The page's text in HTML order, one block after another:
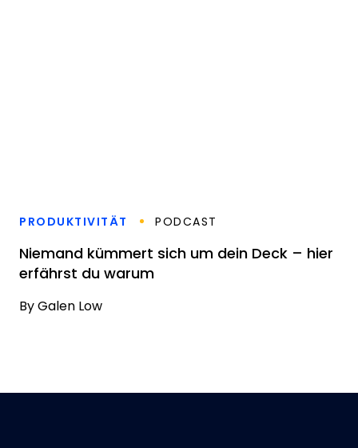
PRODUKTIVITÄT PODCAST
Niemand kümmert sich um dein Deck – hier
erfährst du warum
By Galen Low